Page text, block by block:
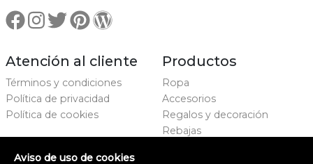
Atención al cliente
Términos y condiciones
Política de privacidad
Política de cookies
Productos
Ropa
Accesorios
Regalos y decoración
Rebajas
Aviso de uso de cookies